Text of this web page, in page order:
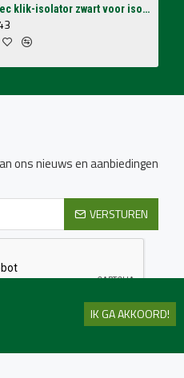
Koltec klik-isolator zwart voor isolatorsteun tbv volieres (p/st.)
ons nieuws en aanbiedingen
VERSTUREN
gelezen en ga hiermeeIK GA AKKOORD!